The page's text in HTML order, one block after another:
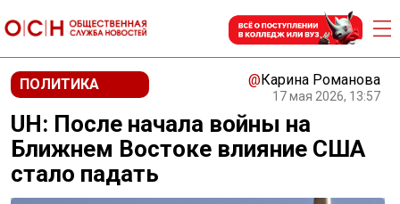
ПОЛИТИКА @Карина Романова
17 мая 2026, 13:57
UH: После начала войны на
Ближнем Востоке влияние США
стало падать